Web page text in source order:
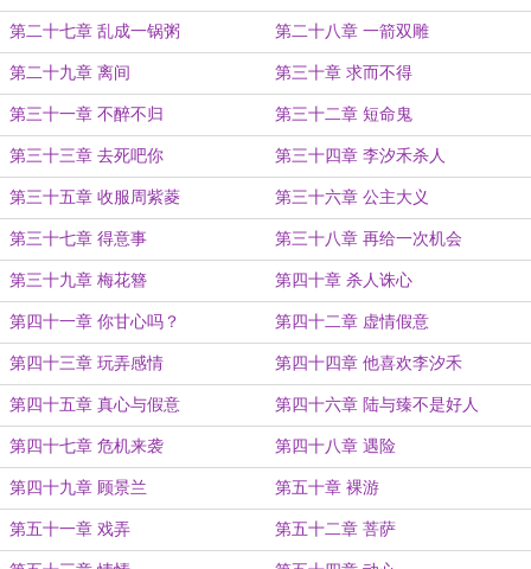
第二十七章 乱成一锅粥 第二十八章 一箭双雕
第二十九章 离间 第三十章 求而不得
第三十一章 不醉不归 第三十二章 短命鬼
第三十三章 去死吧你 第三十四章 李汐禾杀人
第三十五章 收服周紫菱 第三十六章 公主大义
第三十七章 得意事 第三十八章 再给一次机会
第三十九章 梅花簪 第四十章 杀人诛心
第四十一章 你甘心吗？ 第四十二章 虚情假意
第四十三章 玩弄感情 第四十四章 他喜欢李汐禾
第四十五章 真心与假意 第四十六章 陆与臻不是好人
第四十七章 危机来袭 第四十八章 遇险
第四十九章 顾景兰 第五十章 裸游
第五十一章 戏弄 第五十二章 菩萨